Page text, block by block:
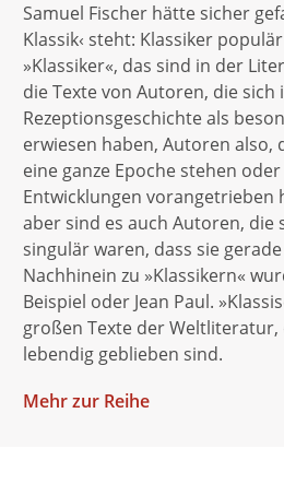
Samuel Fischer hätte sicher
Klassik‹ steht: Klassiker
»Klassiker«, das sind in der
die Texte von Autoren, die sich
Rezeptionsgeschichte als
erwiesen haben, Autoren also,
eine ganze Epoche stehen
Entwicklungen vorangetrieben
aber sind es auch Autoren, die
singulär waren, dass sie
Nachhinein zu »Klassikern«
Beispiel oder Jean Paul.
großen Texte der
lebendig geblieben sind.
Mehrzur Reihe